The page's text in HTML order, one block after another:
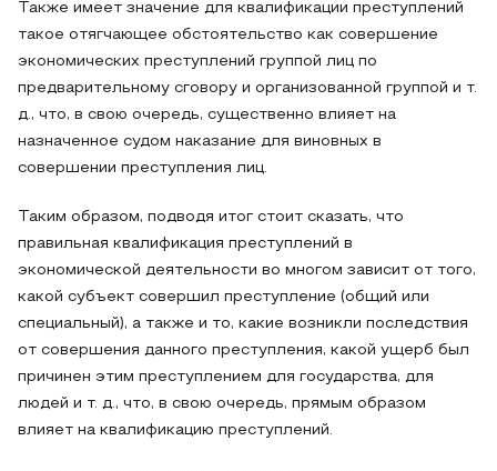
Также имеет значение для квалификации преступлений
такое отягчающее обстоятельство как совершение
экономических преступлений группой лиц по
предварительному сговору и организованной группой и т.
д., что, в свою очередь, существенно влияет на
назначенное судом наказание для виновных в
совершении преступления лиц.
Таким образом, подводя итог стоит сказать, что
правильная квалификация преступлений в
экономической деятельности во многом зависит от того,
какой субъект совершил преступление (общий или
специальный), а также и то, какие возникли последствия
от совершения данного преступления, какой ущерб был
причинен этим преступлением для государства, для
людей и т. д., что, в свою очередь, прямым образом
влияет на квалификацию преступлений.